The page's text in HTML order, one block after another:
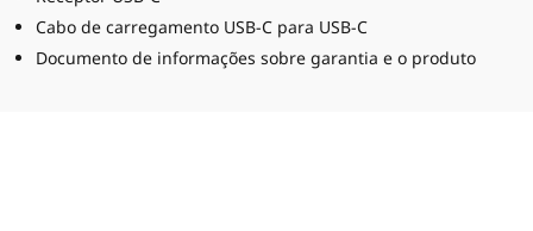
Cabo de carregamento USB-C para USB-C
Documento de informações sobre garantia e o produto